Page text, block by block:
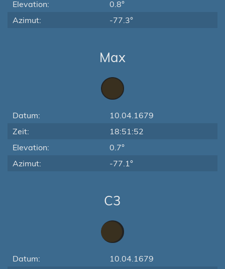
Elevation:
0.8°
Azimut:
-77.3°
Max
Datum:
10.04.1679
Zeit:
18:51:52
Elevation:
0.7°
Azimut:
-77.1°
C3
Datum:
10.04.1679